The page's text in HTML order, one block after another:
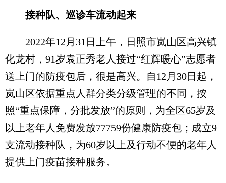
接种队、巡诊车流动起来
2022年12月31日上午，日照市岚山区高兴镇
化龙村，91岁袁正秀老人接过“红辉暖心”志愿者
送上门的防疫包后，很是高兴。自12月30日起，
岚山区依据重点人群分类分级管理的不同，按
照“重点保障，分批发放”的原则，为全区65岁及
以上老年人免费发放77759份健康防疫包；成立9
支流动接种队，为60岁以上及行动不便的老年人
提供上门疫苗接种服务。